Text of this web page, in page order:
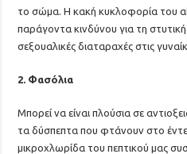
το σώμα. Η κακή κυκλοφορία του
παράγοντα κινδύνου για τη
σεξουαλικές διαταραχές στις
2. Φασόλια
Μπορεί να είναι πλούσια σε
τα δύσπεπτα που φτάνουν στο
μικροχλωρίδα του πεπτικού μας